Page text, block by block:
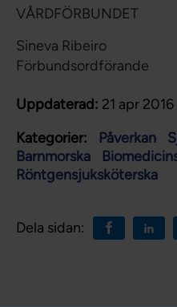
VÅRDFÖRBUNDET
Sineva Ribeiro
Förbundsordförande
Uppdaterad: 21 apr 2016
Kategorier:
Påverkan
Barnmorska
Röntgensjuksköterska
Dela sidan: